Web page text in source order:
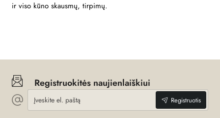
ir viso kūno skausmų, tirpimų.
Registruokitės naujienlaiškiui
Įveskite
el.
paštą
Registruotis